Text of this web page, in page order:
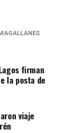
firman
la posta de
viaje